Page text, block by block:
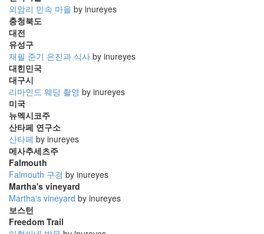
외암리 민속 마을 by inureyes
충청북도
대전
유성구
재필 준기 은진과 식사 by inureyes
대힌민국
대구시
리마인드 웨딩 촬영 by inureyes
미국
뉴멕시코주
산타페 연구소
산타페 by inureyes
메사추세츠주
Falmouth
Falmouth 구경 by inureyes
Martha's vineyard
Martha's vineyard by inureyes
보스턴
Freedom Trail